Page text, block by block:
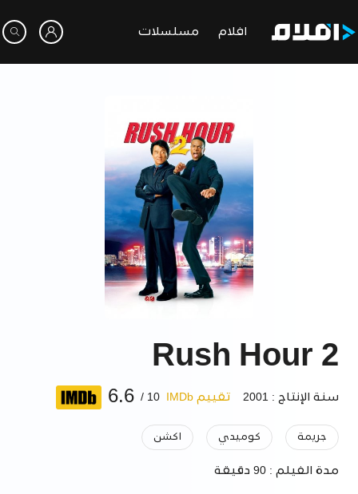
افلام مسلسلات
Rush Hour 2
سنة الإنتاج : 2001 تقييم IMDb 10 /
6.6
جريمة كوميدي اكشن
مدة الفيلم : 90 دقيقة